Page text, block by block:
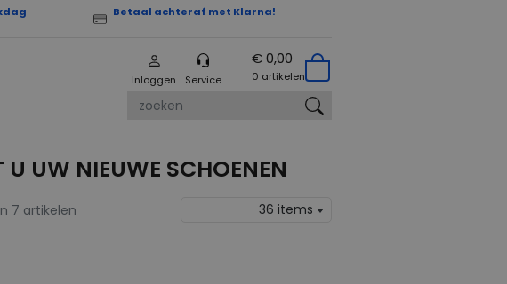
Betaal achteraf met Klarna!
Inloggen Service
€ 0,00
0 artikelen
UW NIEUWE SCHOENEN
7 artikelen 36 items